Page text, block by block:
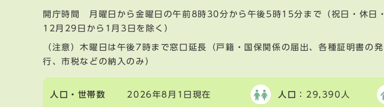
開庁時間 月曜日から金曜日の午前8時30分から午後5時15分まで（祝日・休日・
12月29日から1月3日を除く）
（注意）木曜日は午後7時まで窓口延長（戸籍・国保関係の届出、各種証明書の発
行、市税などの納入のみ）
人口・世帯数 2026年8月1日現在 人口 ：29,390人